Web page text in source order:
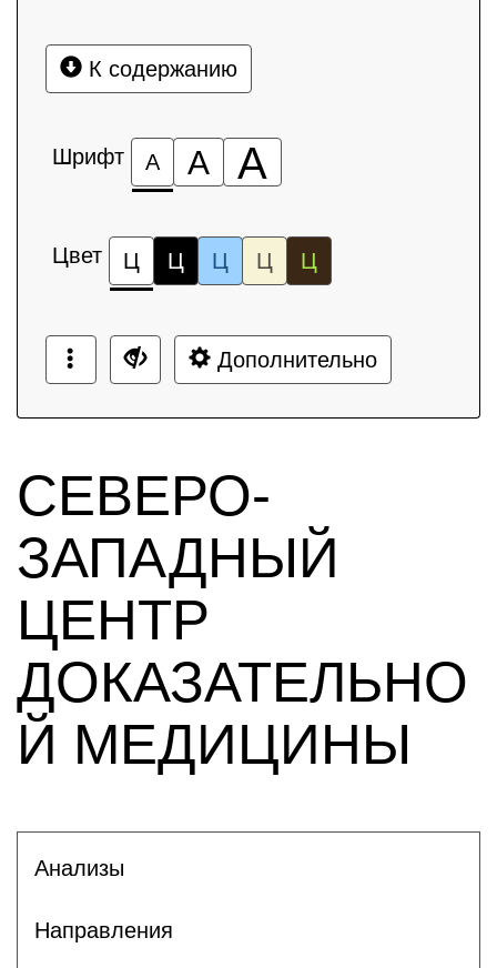
К содержанию
Шрифт А А А
Цвет Ц Ц Ц Ц Ц
Дополнительно
СЕВЕРО-
ЗАПАДНЫЙ
ЦЕНТР
ДОКАЗАТЕЛЬНО
Й МЕДИЦИНЫ
Анализы
Направления